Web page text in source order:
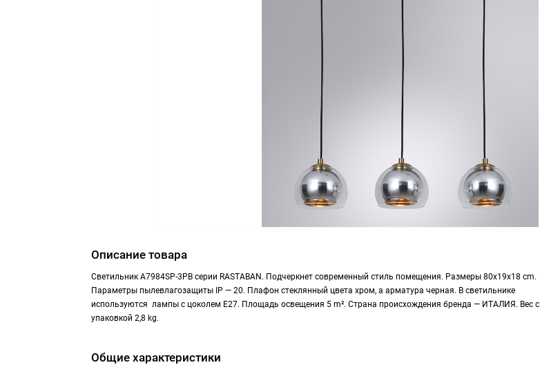
Описание товара
Светильник A7984SP-3PB серии RASTABAN. Подчеркнет современный стиль помещения. Размеры 80x19x18 cm.
Параметры пылевлагозащиты IP — 20. Плафон стеклянный цвета хром, а арматура черная. В светильнике
используются лампы с цоколем E27. Площадь освещения 5 m². Страна происхождения бренда — ИТАЛИЯ. Вес с
упаковкой 2,8 kg.
Общие характеристики